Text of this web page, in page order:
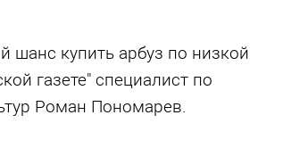
шанс купить арбуз по низкой
газете" специалист по
Роман Пономарев.